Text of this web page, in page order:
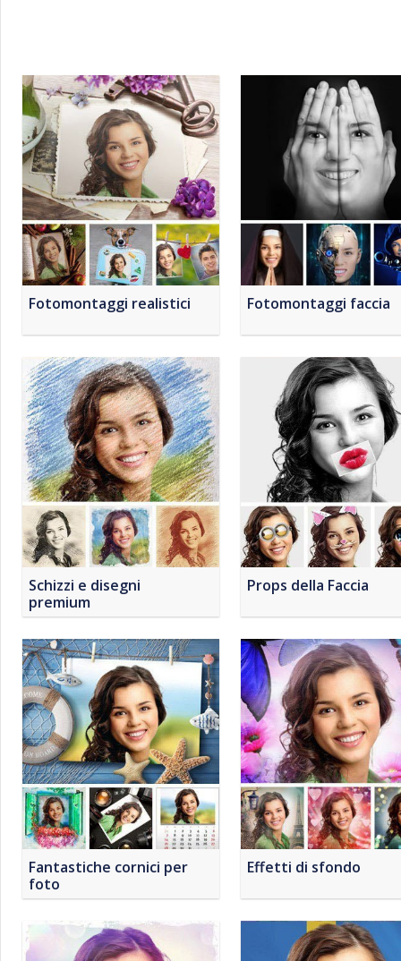
Fotomontaggi realistici Fotomontaggi faccia
Schizzi e disegni
premium
Props della Faccia
Fantastiche cornici per
foto
Effetti di sfondo